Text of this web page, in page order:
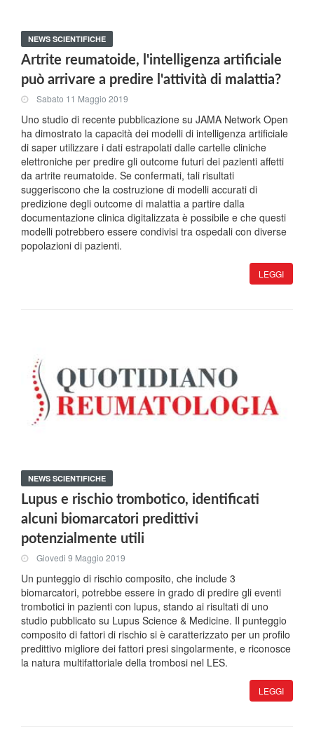
NEWS SCIENTIFICHE
Artrite reumatoide, l'intelligenza artificiale
può arrivare a predire l'attività di malattia?
Sabato 11 Maggio 2019
Uno studio di recente pubblicazione su JAMA Network Open
ha dimostrato la capacità dei modelli di intelligenza artificiale
di saper utilizzare i dati estrapolati dalle cartelle cliniche
elettroniche per predire gli outcome futuri dei pazienti affetti
da artrite reumatoide. Se confermati, tali risultati
suggeriscono che la costruzione di modelli accurati di
predizione degli outcome di malattia a partire dalla
documentazione clinica digitalizzata è possibile e che questi
modelli potrebbero essere condivisi tra ospedali con diverse
popolazioni di pazienti.
LEGGI
NEWS SCIENTIFICHE
Lupus e rischio trombotico, identificati
alcuni biomarcatori predittivi
potenzialmente utili
Giovedi 9 Maggio 2019
Un punteggio di rischio composito, che include 3
biomarcatori, potrebbe essere in grado di predire gli eventi
trombotici in pazienti con lupus, stando ai risultati di uno
studio pubblicato su Lupus Science & Medicine. Il punteggio
composito di fattori di rischio si è caratterizzato per un profilo
predittivo migliore dei fattori presi singolarmente, e riconosce
la natura multifattoriale della trombosi nel LES.
LEGGI